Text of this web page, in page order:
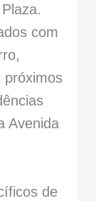
com
próximos
Avenida
de